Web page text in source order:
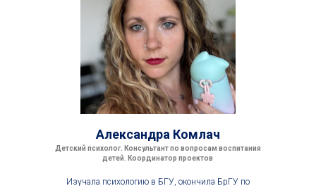
Александра Комлач
Детский психолог. Консультант по вопросам воспитания
детей. Координатор проектов
Изучала психологию в БГУ, окончила БрГУ по